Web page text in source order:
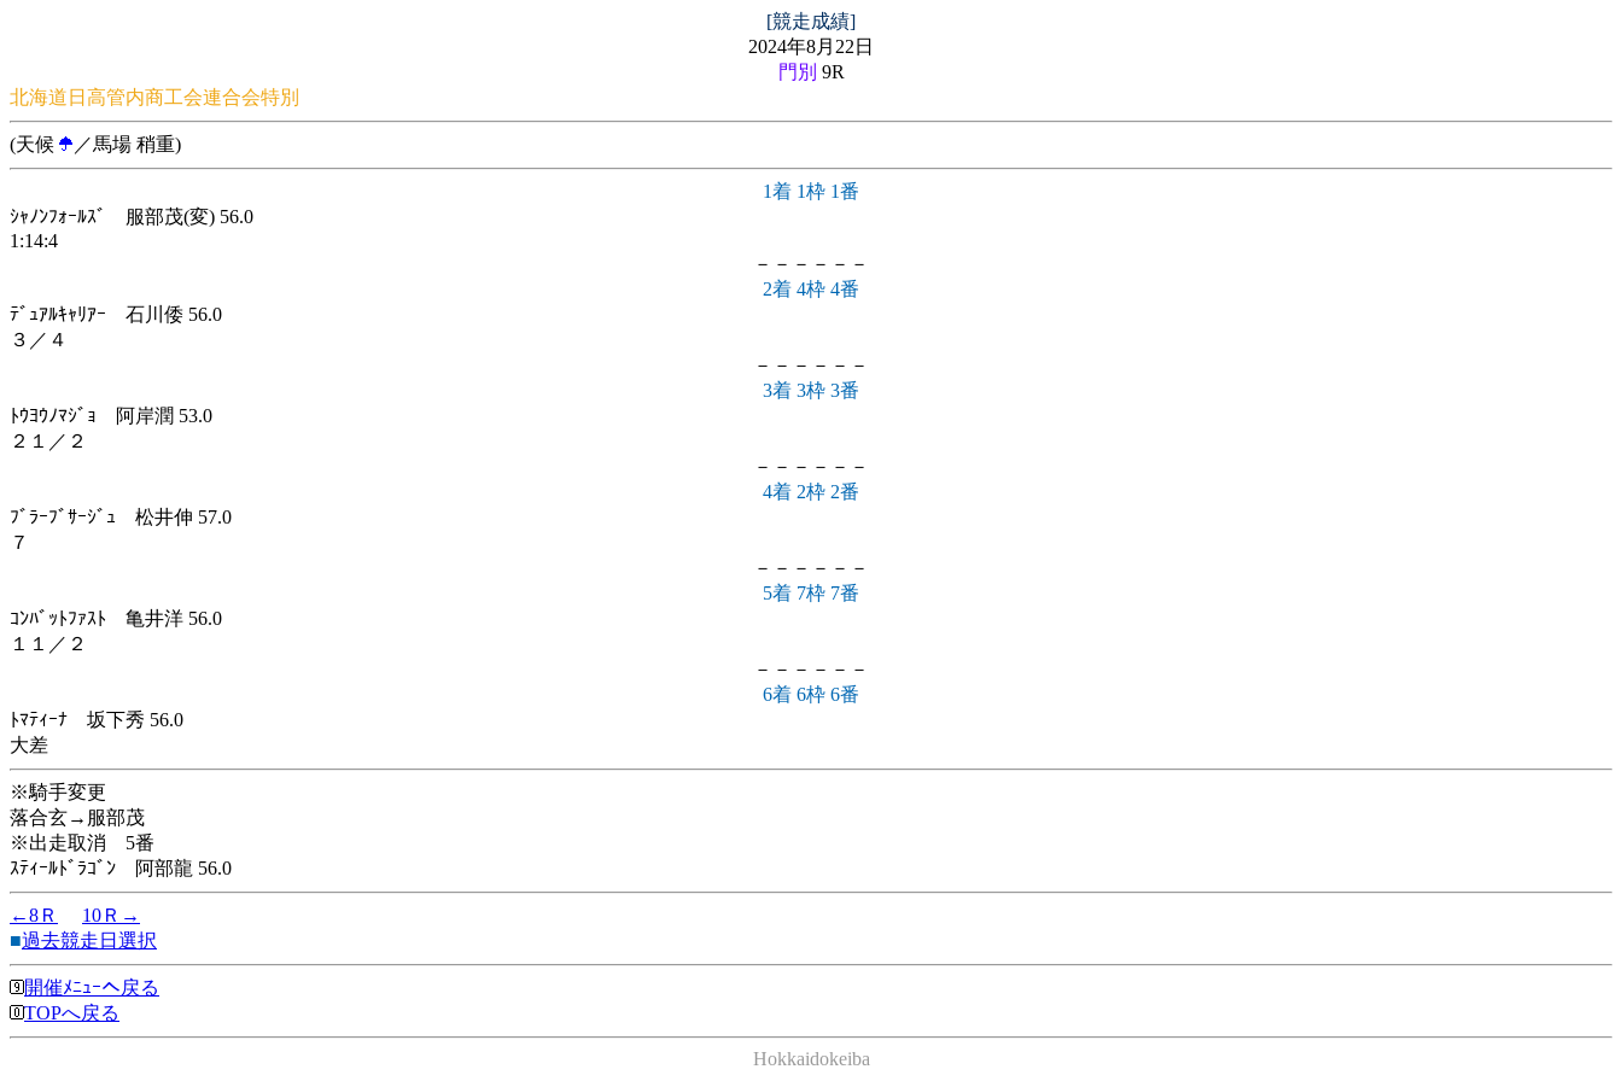
[競走成績]
2024年8月22日
門別 9R
北海道日高管内商工会連合会特別
(天候 ／馬場 稍重)
1着 1枠 1番
ｼｬﾉﾝﾌｫｰﾙｽﾞ 服部茂(変) 56.0
1:14:4
－－－－－－
2着 4枠 4番
ﾃﾞｭｱﾙｷｬﾘｱｰ 石川倭 56.0
３／４
－－－－－－
3着 3枠 3番
ﾄｳﾖｳﾉﾏｼﾞｮ 阿岸潤 53.0
２１／２
－－－－－－
4着 2枠 2番
ﾌﾞﾗｰﾌﾞｻｰｼﾞｭ 松井伸 57.0
７
－－－－－－
5着 7枠 7番
ｺﾝﾊﾞｯﾄﾌｧｽﾄ 亀井洋 56.0
１１／２
－－－－－－
6着 6枠 6番
ﾄﾏﾃｨｰﾅ 坂下秀 56.0
大差
※騎手変更
落合玄→服部茂
※出走取消 5番
ｽﾃｨｰﾙﾄﾞﾗｺﾞﾝ 阿部龍 56.0
←8Ｒ
10Ｒ→
■過去競走日選択
開催ﾒﾆｭｰへ戻る
TOPへ戻る
Hokkaidokeiba